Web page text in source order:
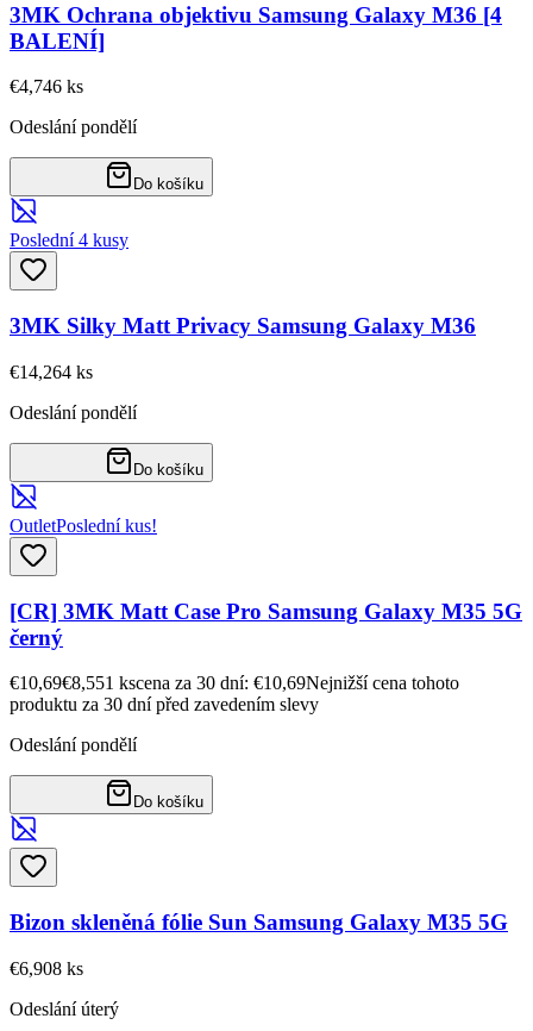
3MK Ochrana objektivu Samsung Galaxy M36 [4
BALENÍ]
€4,746 ks
Odeslání pondělí
Do košíku
Poslední 4 kusy
3MK Silky Matt Privacy Samsung Galaxy M36
€14,264 ks
Odeslání pondělí
Do košíku
OutletPoslední kus!
[CR] 3MK Matt Case Pro Samsung Galaxy M35 5G
černý
€10,69€8,551 kscena za 30 dní: €10,69Nejnižší cena tohoto
produktu za 30 dní před zavedením slevy
Odeslání pondělí
Do košíku
Bizon skleněná fólie Sun Samsung Galaxy M35 5G
€6,908 ks
Odeslání úterý